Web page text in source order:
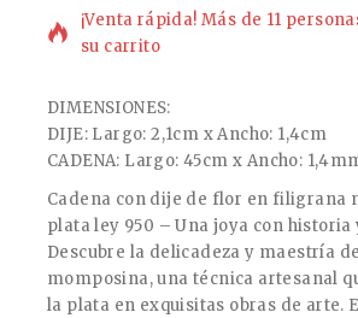
¡Venta rápida! Más de 11
su carrito
DIMENSIONES:
DIJE: Largo: 2,1cm x Ancho: 1,4cm
CADENA: Largo: 45cm x Ancho:
Cadena con dije de flor en filigrana
plata ley 950 – Una joya con historia
Descubre la delicadeza y maestría
momposina, una técnica artesanal
la plata en exquisitas obras de arte.